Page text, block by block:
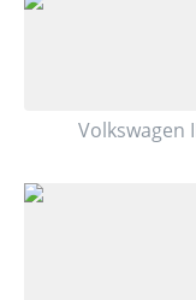
Volkswagen